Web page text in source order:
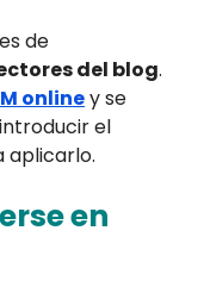
de
del blog.
onliney se
el
aplicarlo.
en